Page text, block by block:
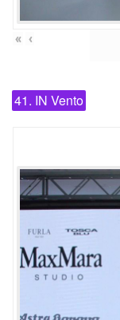
« ‹
41. IN Vento